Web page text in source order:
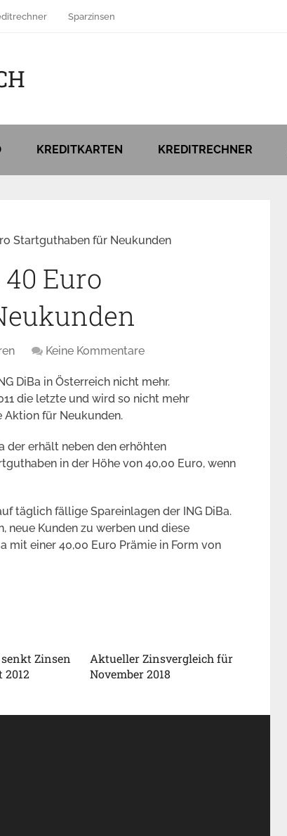
Sparzinsen
KREDITKARTEN KREDITRECHNER
Startguthaben für Neukunden
40 Euro
Keine Kommentare
DiBa in Österreich nicht mehr.
die letzte und wird so nicht mehr
Aktion für Neukunden.
der erhält neben den erhöhten
in der Höhe von 40,00 Euro, wenn
täglich fällige Spareinlagen der ING DiBa.
neue Kunden zu werben und diese
mit einer 40,00 Euro Prämie in Form von
Zinsen
2012
Aktueller Zinsvergleich für
November 2018